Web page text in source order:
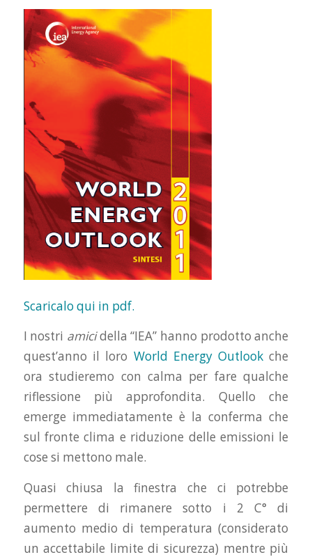
Scaricalo qui in pdf.
I nostri amicidella “IEA” hanno prodotto anche
quest’anno il loro World Energy Outlookche
ora studieremo con calma per fare qualche
riflessione più approfondita. Quello che
emerge immediatamente è la conferma che
sul fronte clima e riduzione delle emissioni le
cose si mettono male.
Quasi chiusa la finestra che ci potrebbe
permettere di rimanere sotto i 2 C° di
aumento medio di temperatura (considerato
un accettabile limite di sicurezza) mentre più